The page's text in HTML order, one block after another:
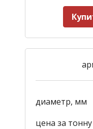
диаметр, мм
цена за тонну